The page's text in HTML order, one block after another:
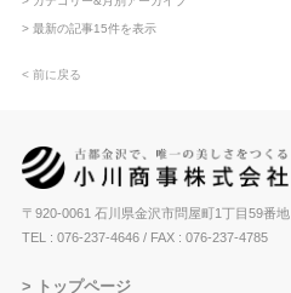
> 最新の記事15件を表示
< 前に戻る
〒920-0061 石川県金沢市問屋町1丁目59番地
TEL : 076-237-4646/ FAX : 076-237-4785
トップページ